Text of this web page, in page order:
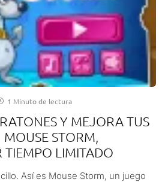
1 Minuto de lectura
Y MEJORA TUS
STORM,
TIEMPO LIMITADO
Así es Mouse Storm, un juego